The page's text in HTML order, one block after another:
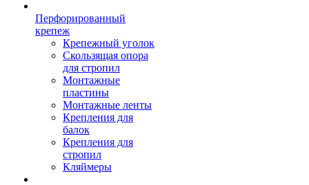
Перфорированный
крепеж
Крепежный уголок
Скользящая опора
для стропил
Монтажные
пластины
Монтажные ленты
Крепления для
балок
Крепления для
стропил
Кляймеры